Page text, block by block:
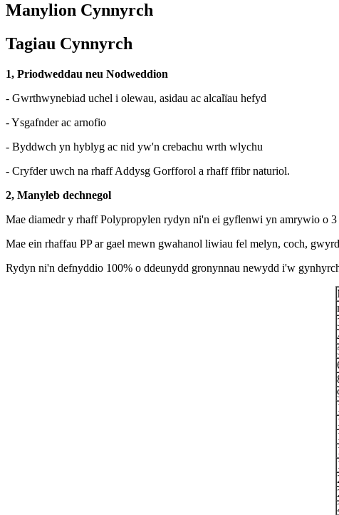
Manylion Cynnyrch
Tagiau Cynnyrch
1, Priodweddau neu Nodweddion
- Gwrthwynebiad uchel i olewau, asidau ac alcalïau hefyd
- Ysgafnder ac arnofio
- Byddwch yn hyblyg ac nid yw'n crebachu wrth wlychu
- Cryfder uwch na rhaff Addysg Gorfforol a rhaff ffibr naturiol.
2, Manyleb dechnegol
Mae diamedr y rhaff Polypropylen rydyn ni'n ei gyflenwi yn amrywio o
Mae ein rhaffau PP ar gael mewn gwahanol liwiau fel melyn, coch,
Rydyn ni'n defnyddio 100% o ddeunydd gronynnau newydd i'w